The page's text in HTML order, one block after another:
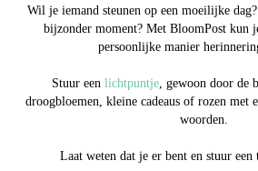
Wil je iemand steunen op een moeilijke
bijzonder moment? Met BloomPost kun
persoonlijke manier
Stuur een lichtpuntje , gewoon door de
droogbloemen, kleine cadeaus of rozen met
woorden.
Laat weten dat je er bent en stuur een